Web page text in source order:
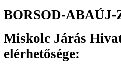
BORSOD-
Miskolc Járás
elérhetősége: